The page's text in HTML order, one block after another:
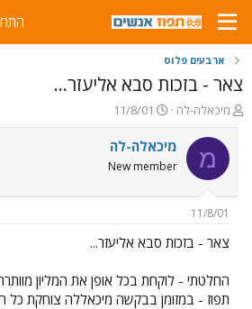
ארבעים פלוס
צאר - בזכות סבא אליעזר...
פ
ו
ת
ח
ה
ש
א
מיכאלה-לה
פ
ו
ר
ם
ר
11/8/01
מ מיכאלה-לה
New member
11/8/01
צאר - בזכות סבא אליעזר...
החלטתי - לוקחת בכל אופן את המליון
תפוז - במזומן בבקשה מיכאללה צוחקת כל